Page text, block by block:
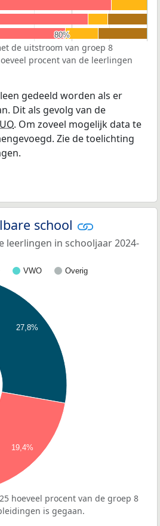
80%
80%
de uitstroom van groep 8
procent van de leerlingen
gedeeld worden als er
Dit als gevolg van de
. Om zoveel mogelijk data te
Zie de toelichting
school
in schooljaar 2024-
VWO Overig
27,8%
19,4%
hoeveel procent van de groep 8
is gegaan.